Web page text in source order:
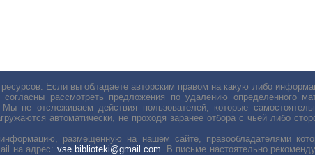
Если вы обладаете авторским правом на какую либо
рассмотреть предложения по удалению определенного
не отслеживаем действия пользователей, которые
автоматически, не проходя заранее отбора с чьей либо
размещенную на нашем сайте, правообладателями
на адрес: vse.biblioteki@gmail.com . В письме настоятельно